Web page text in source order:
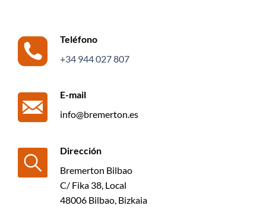
Teléfono
+34 944 027 807
E-mail
info@bremerton.es
Dirección
Bremerton Bilbao
C/ Fika 38, Local
48006 Bilbao, Bizkaia